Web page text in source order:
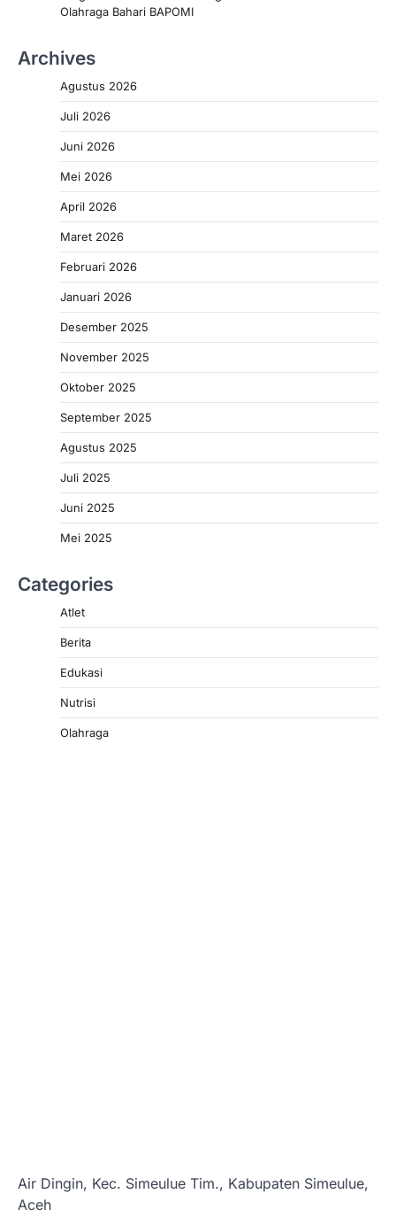
Olahraga Bahari BAPOMI
Archives
Agustus 2026
Juli 2026
Juni 2026
Mei 2026
April 2026
Maret 2026
Februari 2026
Januari 2026
Desember 2025
November 2025
Oktober 2025
September 2025
Agustus 2025
Juli 2025
Juni 2025
Mei 2025
Categories
Atlet
Berita
Edukasi
Nutrisi
Olahraga
Air Dingin, Kec. Simeulue Tim., Kabupaten Simeulue,
Aceh